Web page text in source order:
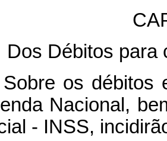
Dos Débitos para
os débitos
Nacional,
- INSS,